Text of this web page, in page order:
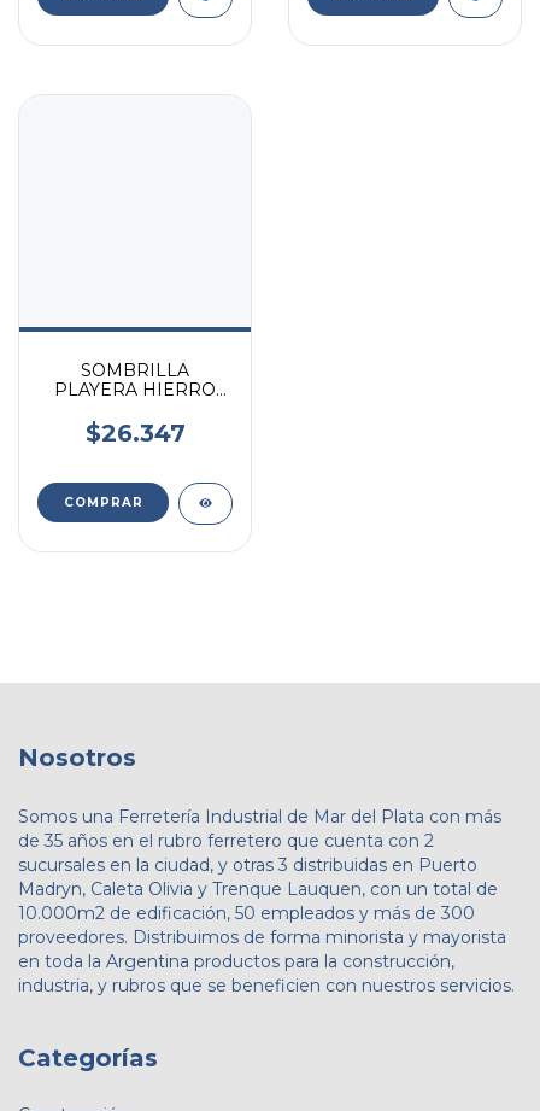
SOMBRILLA
PLAYERA HIERRO
RECLINABLE 1,60
POLIESTER
$26.347
Nosotros
Somos una Ferretería Industrial de Mar del Plata con más
de 35 años en el rubro ferretero que cuenta con 2
sucursales en la ciudad, y otras 3 distribuidas en Puerto
Madryn, Caleta Olivia y Trenque Lauquen, con un total de
10.000m2 de edificación, 50 empleados y más de 300
proveedores. Distribuimos de forma minorista y mayorista
en toda la Argentina productos para la construcción,
industria, y rubros que se beneficien con nuestros servicios.
Categorías